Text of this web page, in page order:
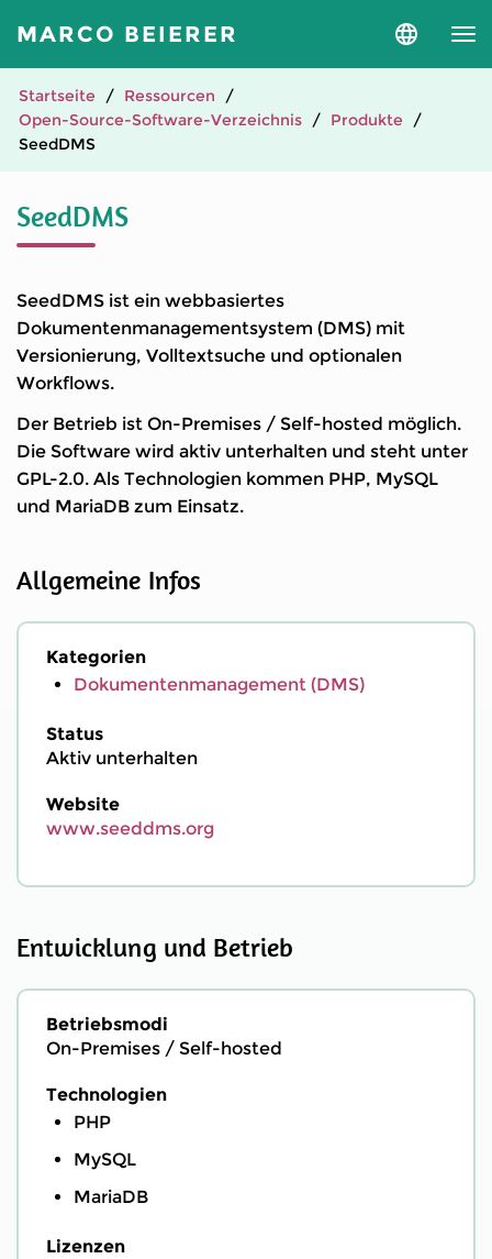
MARCO BEIERER
Sprache
Startseite
Ressourcen
Open-Source-Software-Verzeichnis
Produkte
SeedDMS
SeedDMS
SeedDMS ist ein webbasiertes
Dokumentenmanagementsystem (DMS) mit
Versionierung, Volltextsuche und optionalen
Workflows.
Der Betrieb ist On-Premises / Self-hosted möglich.
Die Software wird aktiv unterhalten und steht unter
GPL-2.0. Als Technologien kommen PHP, MySQL
und MariaDB zum Einsatz.
Allgemeine Infos
Kategorien
Dokumentenmanagement (DMS)
Status
Aktiv unterhalten
Website
www.seeddms.org
Entwicklung und Betrieb
Betriebsmodi
On-Premises / Self-hosted
Technologien
PHP
MySQL
MariaDB
Lizenzen